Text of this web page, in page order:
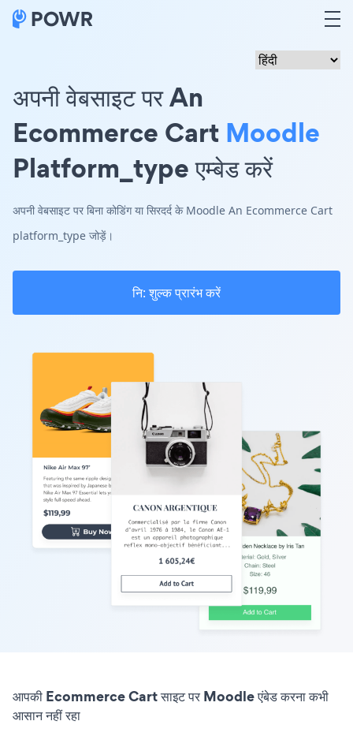
अपनी वेबसाइट पर An
Ecommerce Cart Moodle
Platform_type एम्बेड करें
अपनी वेबसाइट पर बिना कोडिंग या सिरदर्द के Moodle An Ecommerce Cart
platform_type जोड़ें।
नि: शुल्क प्रारंभ करें
आपकी Ecommerce Cart साइट पर Moodle एंबेड करना कभी
आसान नहीं रहा